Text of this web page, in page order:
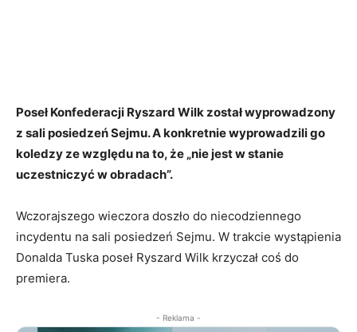
Poseł Konfederacji Ryszard Wilk został wyprowadzony
z sali posiedzeń Sejmu. A konkretnie wyprowadzili go
koledzy ze względu na to, że „nie jest w stanie
uczestniczyć w obradach”.
Wczorajszego wieczora doszło do niecodziennego
incydentu na sali posiedzeń Sejmu. W trakcie wystąpienia
Donalda Tuska poseł Ryszard Wilk krzyczał coś do
premiera.
- Reklama -